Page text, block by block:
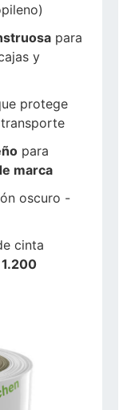
para
y
protege
para
marca
oscuro -
cinta
1.200